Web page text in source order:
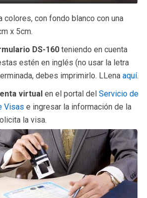
colores, con fondo blanco con una
x 5cm.
DS-160 teniendo en cuenta
estén en inglés (no usar la letra
debes imprimirlo. LLena aquí.
virtual en el portal del Servicio de
Visas e ingresar la información de la
la visa.